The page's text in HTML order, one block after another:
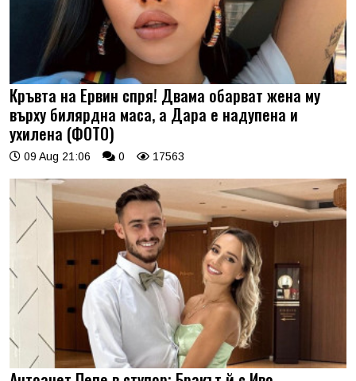
Кръвта на Ервин спря! Двама обарват жена му
върху билярдна маса, а Дара е надупена и
ухилена (ФОТО)
09 Aug 21:06 0 17563